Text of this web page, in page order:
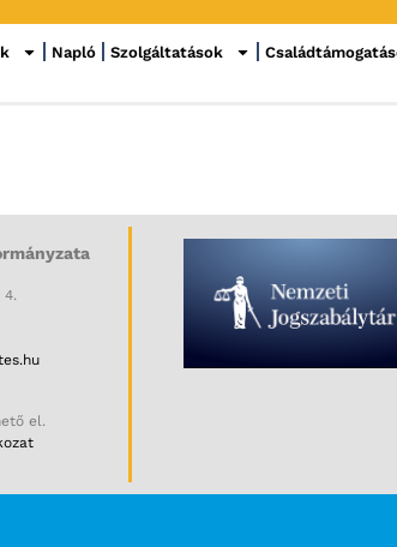
Napló Szolgáltatások
4.
el.